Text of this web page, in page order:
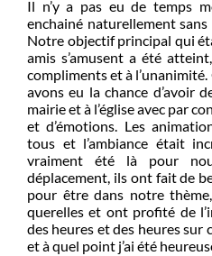
Il n’y a pas eu de temps
enchainé naturellement sans
Notre objectif principal qui
amis s’amusent a été
compliments et à
avons eu la chance d’avoir
mairie et à l’église avec par
et d’émotions. Les
tous et l’ambiance était
vraiment été là pour
déplacement, ils ont fait de
pour être dans notre
querelles et ont profité de
des heures et des heures sur
et à quel point j’ai été